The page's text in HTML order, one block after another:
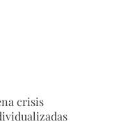
crisis